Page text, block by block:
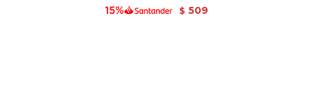
$ 509